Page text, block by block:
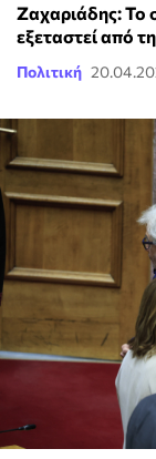
Ζαχαριάδης: Το
εξεταστεί από
Πολιτική